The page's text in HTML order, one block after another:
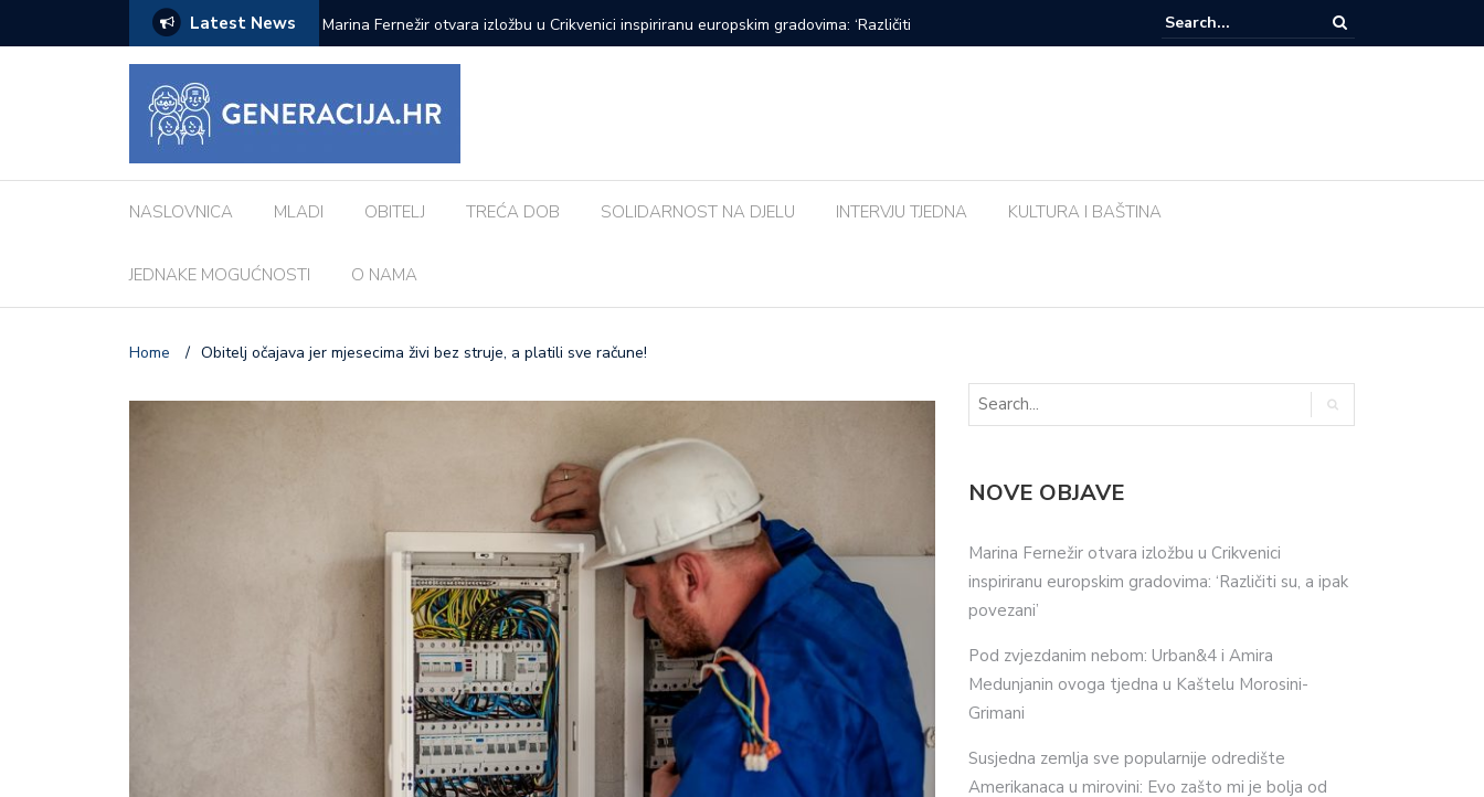
Latest News
inspiriranu europskim gradovima: ‘Različiti
Pod zvjezdanim nebom: Urban&4 i Amira Medunjanin ovoga tjedna u Kaštelu
Morosini-Grimani
Susjedna zemlja sve popularnije odredište Amerikanaca u mirovini: Evo zašto
bolja od Meksika
NASLOVNICA MLADI OBITELJ TREĆA DOB SOLIDARNOST NA DJELU INTERVJU TJEDNA KULTURA I BAŠTINA
JEDNAKE MOGUĆNOSTI O NAMA
Home / Obitelj očajava jer mjesecima živi bez struje, a platili sve račune!
NOVE OBJAVE
Marina Fernežir otvara izložbu u Crikvenici
inspiriranu europskim gradovima: ‘Različiti su, a ipak
povezani’
Pod zvjezdanim nebom: Urban&4 i Amira
Medunjanin ovoga tjedna u Kaštelu Morosini-
Grimani
Susjedna zemlja sve popularnije odredište
Amerikanaca u mirovini: Evo zašto mi je bolja od